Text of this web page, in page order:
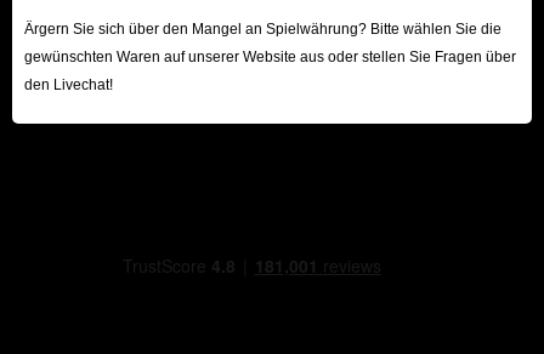
Ärgern Sie sich über den Mangel an Spielwährung? Bitte wählen Sie die
gewünschten Waren auf unserer Website aus oder stellen Sie Fragen über
den Livechat!